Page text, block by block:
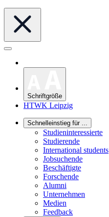
Schriftgröße
HTWK Leipzig
Schnelleinstieg für ...
Studieninteressierte
Studierende
International students
Jobsuchende
Beschäftigte
Forschende
Alumni
Unternehmen
Medien
Feedback